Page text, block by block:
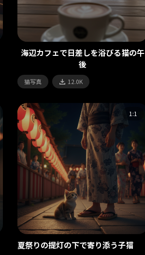
海辺カフェで日差しを浴びる猫の午
後
猫写真 12.0K
1:1
夏祭りの提灯の下で寄り添う子猫